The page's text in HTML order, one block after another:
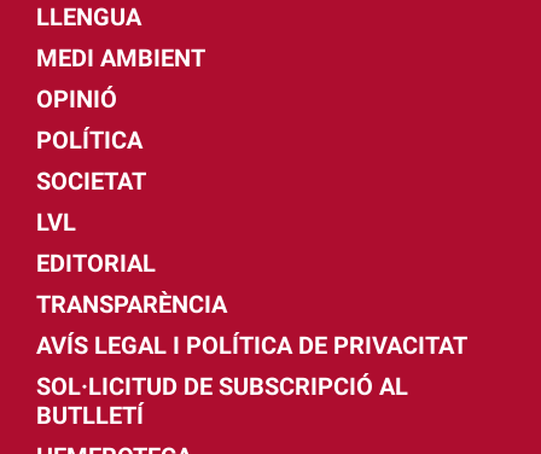
LLENGUA
MEDI AMBIENT
OPINIÓ
POLÍTICA
SOCIETAT
LVL
EDITORIAL
TRANSPARÈNCIA
AVÍS LEGAL I POLÍTICA DE PRIVACITAT
SOL·LICITUD DE SUBSCRIPCIÓ AL
BUTLLETÍ